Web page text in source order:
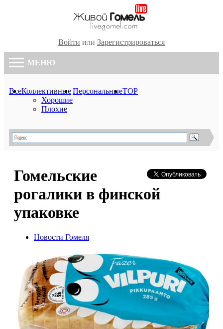
Войти или Зарегистрироваться
МЕНЮ
ВсеКоллективные
Хорошие
Плохие
ПерсональныеTOP
Гомельские
рогалики в финской
упаковке
Новости Гомеля